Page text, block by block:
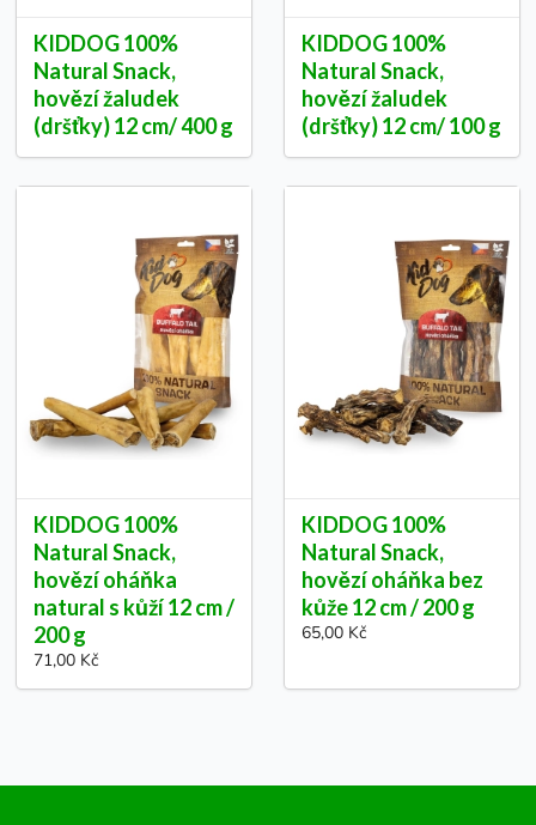
KIDDOG 100%
Natural Snack,
hovězí žaludek
(dršťky) 12 cm/ 400 g
KIDDOG 100%
Natural Snack,
hovězí žaludek
(dršťky) 12 cm/ 100 g
KIDDOG 100%
Natural Snack,
hovězí oháňka
natural s kůží 12 cm /
200 g
71,00 Kč
KIDDOG 100%
Natural Snack,
hovězí oháňka bez
kůže 12 cm / 200 g
65,00 Kč